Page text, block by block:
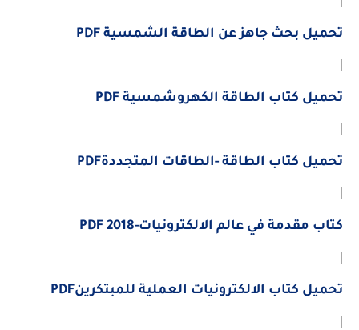
تحميل بحث جاهز عن الطاقة الشمسية PDF
|
تحميل كتاب الطاقة الكهروشمسية PDF
|
تحميل كتاب الطاقة -الطاقات المتجددةPDF
|
كتاب مقدمة في عالم الالكترونيات-PDF 2018
|
تحميل كتاب الالكترونيات العملية للمبتكرينPDF
|